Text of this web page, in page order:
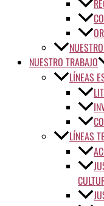
NUESTRO TRABAJO
LÍNEAS
LÍNEAS